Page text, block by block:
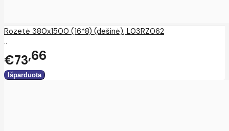
Rozetė 380x1500 (16*8) (dešinė), L03RZ062
..
€73 66